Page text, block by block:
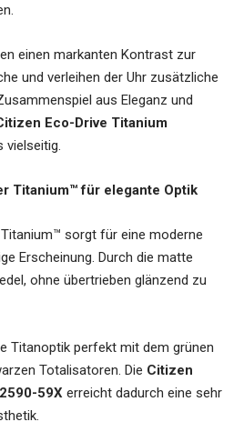
einen markanten Kontrast zur
und verleihen der Uhr zusätzliche
aus Eleganz und
Eco-Drive Titanium
vielseitig.
Titanium™ für elegante Optik
sorgt für eine moderne
Erscheinung. Durch die matte
ohne übertrieben glänzend zu
Titanoptik perfekt mit dem grünen
Totalisatoren. Die Citizen
59X erreicht dadurch eine sehr